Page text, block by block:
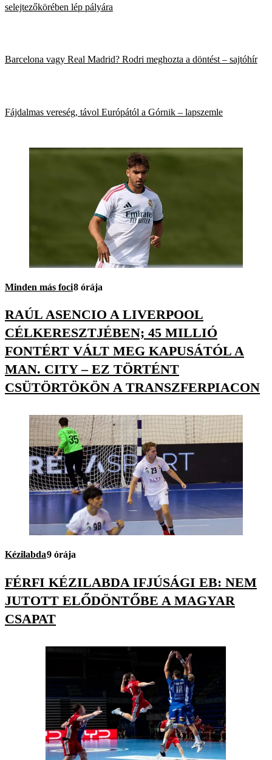
selejtezőkörében lép pályára
Barcelona vagy Real Madrid? Rodri meghozta a döntést – sajtóhír
Fájdalmas vereség, távol Európától a Górnik – lapszemle
Minden más foci8 órája
RAÚL ASENCIO A LIVERPOOL
CÉLKERESZTJÉBEN; 45 MILLIÓ
FONTÉRT VÁLT MEG KAPUSÁTÓL A
MAN. CITY – EZ TÖRTÉNT
CSÜTÖRTÖKÖN A TRANSZFERPIACON
Kézilabda9 órája
FÉRFI KÉZILABDA IFJÚSÁGI EB: NEM
JUTOTT ELŐDÖNTŐBE A MAGYAR
CSAPAT